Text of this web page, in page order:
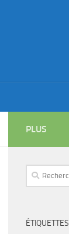
PLUS
Rechercher
ÉTIQUETTES